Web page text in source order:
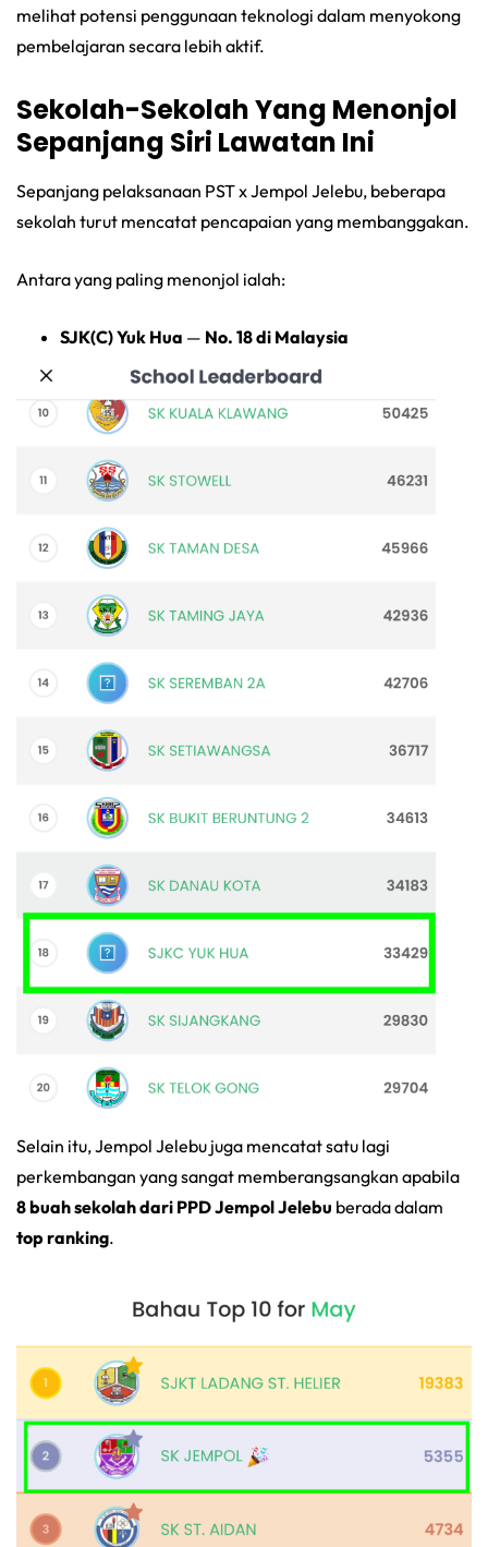
melihat potensi penggunaan teknologi dalam menyokong
pembelajaran secara lebih aktif.
Sekolah-Sekolah Yang Menonjol
Sepanjang Siri Lawatan Ini
Sepanjang pelaksanaan PST x Jempol Jelebu, beberapa
sekolah turut mencatat pencapaian yang membanggakan.
Antara yang paling menonjol ialah:
SJK(C) Yuk Hua — No. 18 di Malaysia
Selain itu, Jempol Jelebu juga mencatat satu lagi
perkembangan yang sangat memberangsangkan apabila
8 buah sekolah dari PPD Jempol Jelebu berada dalam
top ranking.